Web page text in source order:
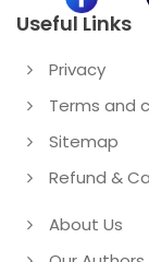
Useful Links
Privacy
Terms and
Sitemap
Refund &
About Us